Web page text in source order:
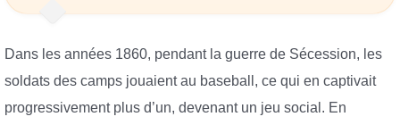
Dans les années 1860, pendant la guerre de Sécession, les
soldats des camps jouaient au baseball, ce qui en captivait
progressivement plus d’un, devenant un jeu social. En